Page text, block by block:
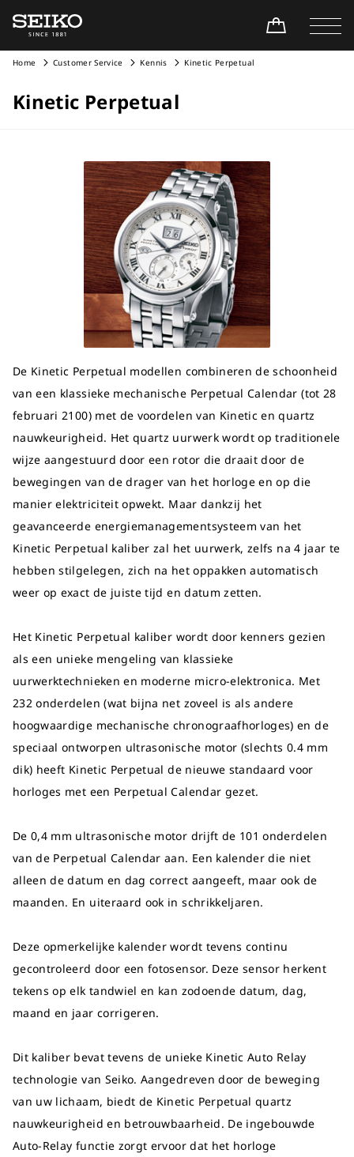
Home Customer Service Kennis Kinetic Perpetual
Kinetic Perpetual
De Kinetic Perpetual modellen combineren de schoonheid
van een klassieke mechanische Perpetual Calendar (tot 28
februari 2100) met de voordelen van Kinetic en quartz
nauwkeurigheid. Het quartz uurwerk wordt op traditionele
wijze aangestuurd door een rotor die draait door de
bewegingen van de drager van het horloge en op die
manier elektriciteit opwekt. Maar dankzij het
geavanceerde energiemanagementsysteem van het
Kinetic Perpetual kaliber zal het uurwerk, zelfs na 4 jaar te
hebben stilgelegen, zich na het oppakken automatisch
weer op exact de juiste tijd en datum zetten.
Het Kinetic Perpetual kaliber wordt door kenners gezien
als een unieke mengeling van klassieke
uurwerktechnieken en moderne micro-elektronica. Met
232 onderdelen (wat bijna net zoveel is als andere
hoogwaardige mechanische chronograafhorloges) en de
speciaal ontworpen ultrasonische motor (slechts 0.4 mm
dik) heeft Kinetic Perpetual de nieuwe standaard voor
horloges met een Perpetual Calendar gezet.
De 0,4 mm ultrasonische motor drijft de 101 onderdelen
van de Perpetual Calendar aan. Een kalender die niet
alleen de datum en dag correct aangeeft, maar ook de
maanden. En uiteraard ook in schrikkeljaren.
Deze opmerkelijke kalender wordt tevens continu
gecontroleerd door een fotosensor. Deze sensor herkent
tekens op elk tandwiel en kan zodoende datum, dag,
maand en jaar corrigeren.
Dit kaliber bevat tevens de unieke Kinetic Auto Relay
technologie van Seiko. Aangedreven door de beweging
van uw lichaam, biedt de Kinetic Perpetual quartz
nauwkeurigheid en betrouwbaarheid. De ingebouwde
Auto-Relay functie zorgt ervoor dat het horloge